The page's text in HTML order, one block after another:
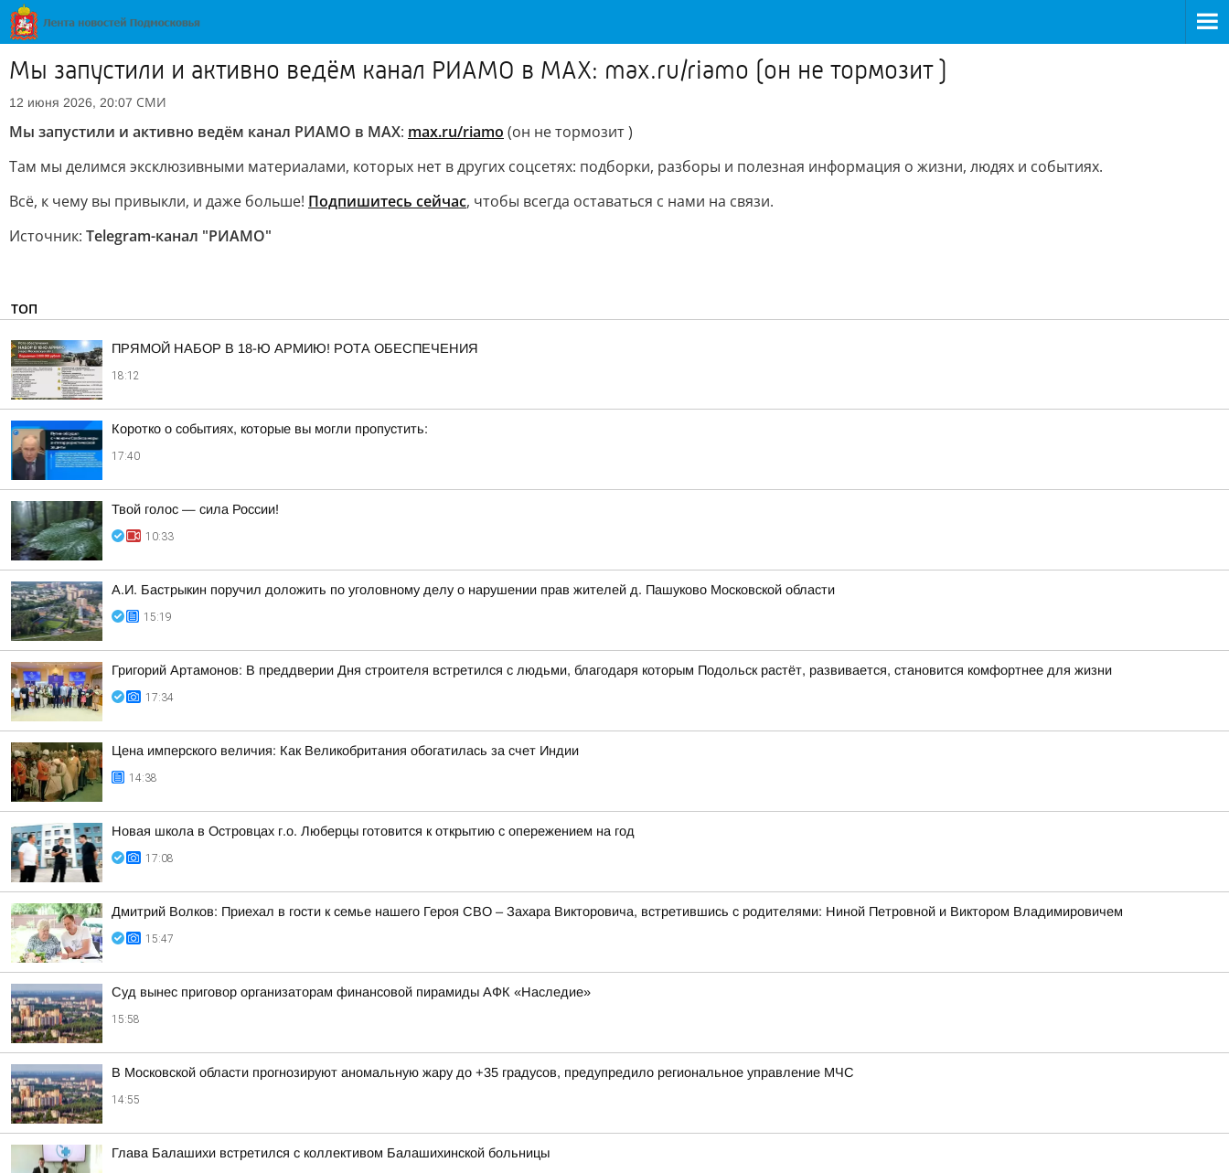
Мы запустили и активно ведём канал РИАМО в MAX: max.ru/riamo (он не тормозит )
12 июня 2026, 20:07 СМИ
Мы запустили и активно ведём канал РИАМО в MAX: max.ru/riamo (он не тормозит )
Там мы делимся эксклюзивными материалами, которых нет в других соцсетях: подборки, разборы и полезная информация о жизни, людях и событиях.
Всё, к чему вы привыкли, и даже больше! Подпишитесь сейчас, чтобы всегда оставаться с нами на связи.
Источник: Telegram-канал "РИАМО"
ТОП
ПРЯМОЙ НАБОР В 18-Ю АРМИЮ! РОТА ОБЕСПЕЧЕНИЯ
18:12
Коротко о событиях, которые вы могли пропустить:
17:40
Твой голос — сила России!
10:33
А.И. Бастрыкин поручил доложить по уголовному делу о нарушении прав жителей д. Пашуково Московской области
15:19
Григорий Артамонов: В преддверии Дня строителя встретился с людьми, благодаря которым Подольск растёт, развивается, становится комфортнее для жизни
17:34
Цена имперского величия: Как Великобритания обогатилась за счет Индии
14:38
Новая школа в Островцах г.о. Люберцы готовится к открытию с опережением на год
17:08
Дмитрий Волков: Приехал в гости к семье нашего Героя СВО – Захара Викторовича, встретившись с родителями: Ниной Петровной и Виктором Владимировичем
15:47
Суд вынес приговор организаторам финансовой пирамиды АФК «Наследие»
15:58
В Московской области прогнозируют аномальную жару до +35 градусов, предупредило региональное управление МЧС
14:55
Глава Балашихи встретился с коллективом Балашихинской больницы